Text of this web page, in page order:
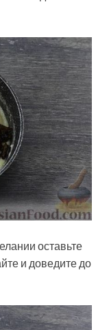
оставьте
и доведите до